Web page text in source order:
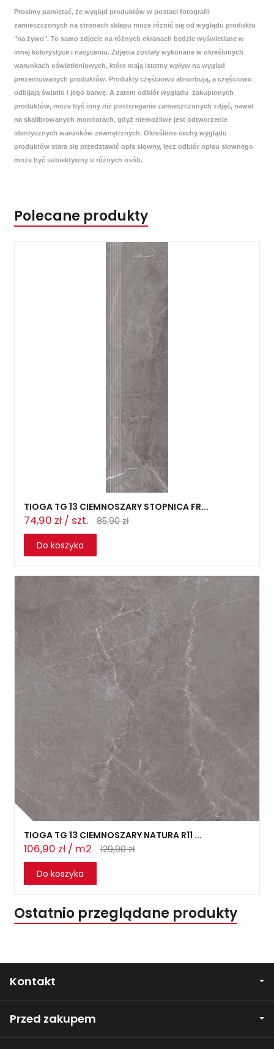
Prosimy pamiętać, że wygląd produktów w postaci fotografii
zamieszczonych na stronach sklepu może różnić się od wyglądu produktu
"na żywo". To samo zdjęcie na różnych ekranach będzie wyświetlane w
innej kolorystyce i nasyceniu. Zdjęcia zostały wykonane w określonych
warunkach oświetleniowych, które mają istotny wpływ na wygląd
prezentowanych produktów. Produkty częściowo absorbują, a częściowo
odbijają światło i jego barwę. A zatem odbiór wyglądu zakupionych
produktów, może być inny niż postrzeganie zamieszczonych zdjęć, nawet
na skalibrowanych monitorach, gdyż niemożliwe jest odtworzenie
identycznych warunków zewnętrznych. Określone cechy wyglądu
produktów stara się przedstawić opis słowny, lecz odbiór opisu słownego
może być subiektywny u różnych osób.
Polecane produkty
TIOGA TG 13 CIEMNOSZARY STOPNICA FR...
74,90 zł / szt.
85,90 zł
Do koszyka
TIOGA TG 13 CIEMNOSZARY NATURA R11 ...
106,90 zł / m2
129,90 zł
Do koszyka
Ostatnio przeglądane produkty
Kontakt
Przed zakupem